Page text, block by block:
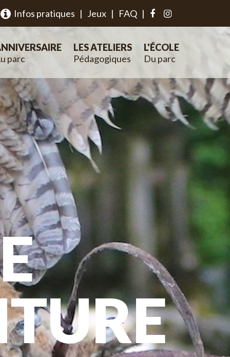
Infos pratiques | Jeux | FAQ |
parc
LES ATELIERS
Pédagogiques
L'ÉCOLE
Du parc